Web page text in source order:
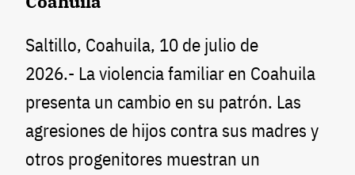
Saltillo, Coahuila, 10 de julio de
2026.- La violencia familiar en Coahuila
presenta un cambio en su patrón. Las
agresiones de hijos contra sus madres y
otros progenitores muestran un